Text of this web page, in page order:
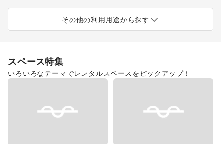
食品販売 販促イベント
その他の利用用途から探す
スペース特集
いろいろなテーマでレンタルスペースをピックアップ！